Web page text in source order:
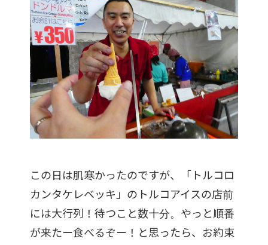
この日は肌寒かったのですが、「トルコロ
カンタケレベッキ」のトルコアイスの店前
には大行列！待つこと数十分。やっと順番
が来たー食べるぞー！と思ったら、お約束